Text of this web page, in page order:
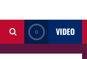
VIDEO